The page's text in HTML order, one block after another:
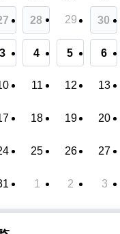
28 29 30
3 4 5 6
11 12 13
18 19 20
25 26 27
1 2 3